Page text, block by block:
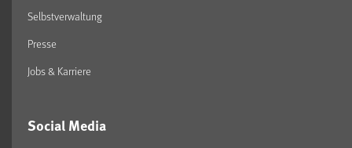
Selbstverwaltung
Presse
Jobs & Karriere
Social Media